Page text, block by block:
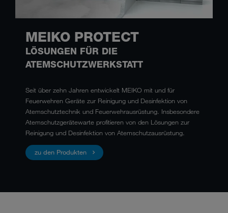
MEIKO PROTECT
LÖSUNGEN FÜR DIE
ATEMSCHUTZWERKSTATT
Seit über zehn Jahren entwickelt MEIKO mit und für
Feuerwehren Geräte zur Reinigung und Desinfektion von
Atemschutztechnik und Feuerwehrausrüstung. Insbesondere
Atemschutzgerätewarte profitieren von den Lösungen zur
Reinigung und Desinfektion von Atemschutzausrüstung.
zu den Produkten